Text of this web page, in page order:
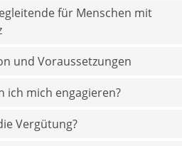
für Menschen mit
und Voraussetzungen
ich mich engagieren?
Vergütung?